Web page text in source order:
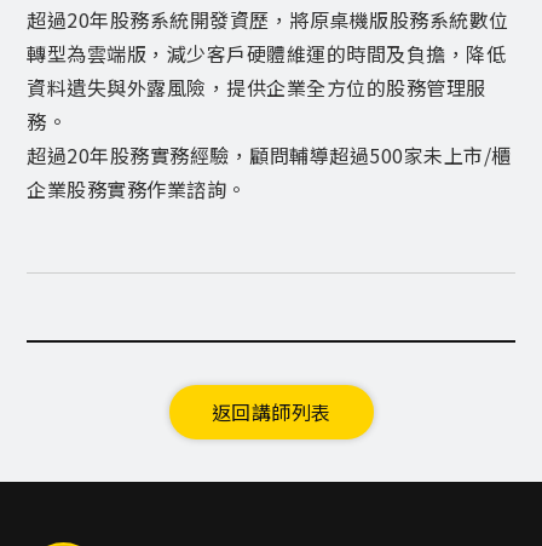
超過20年股務系統開發資歷，將原桌機版股務系統數位
轉型為雲端版，減少客戶硬體維運的時間及負擔，降低
資料遺失與外露風險，提供企業全方位的股務管理服
務。
超過20年股務實務經驗，顧問輔導超過500家未上市/櫃
企業股務實務作業諮詢。
返回講師列表